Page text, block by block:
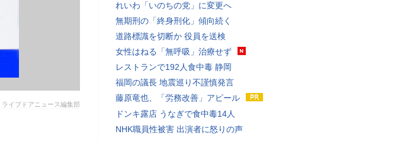
ライブドアニュース編集部
れいわ「いのちの党」に変更へ
無期刑の「終身刑化」傾向続く
道路標識を切断か 役員を送検
女性はねる「無呼吸」治療せず
レストランで192人食中毒 静岡
福岡の議長 地震巡り不謹慎発言
藤原竜也、「労務改善」アピール
ドンキ露店 うなぎで食中毒14人
NHK職員性被害 出演者に怒りの声